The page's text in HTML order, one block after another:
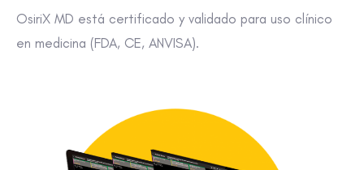
OsiriX MD está certificado y validado para uso clínico
en medicina (FDA, CE, ANVISA).